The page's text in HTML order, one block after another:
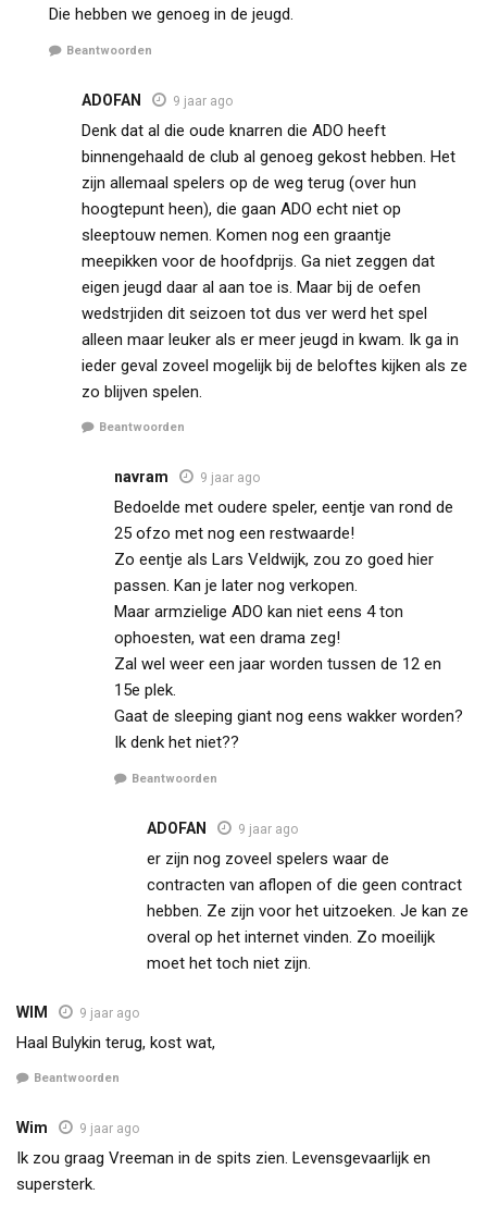
Die hebben we genoeg in de jeugd.
Beantwoorden
ADOFAN 9 jaar ago
Denk dat al die oude knarren die ADO heeft
binnengehaald de club al genoeg gekost hebben. Het
zijn allemaal spelers op de weg terug (over hun
hoogtepunt heen), die gaan ADO echt niet op
sleeptouw nemen. Komen nog een graantje
meepikken voor de hoofdprijs. Ga niet zeggen dat
eigen jeugd daar al aan toe is. Maar bij de oefen
wedstrjiden dit seizoen tot dus ver werd het spel
alleen maar leuker als er meer jeugd in kwam. Ik ga in
ieder geval zoveel mogelijk bij de beloftes kijken als ze
zo blijven spelen.
Beantwoorden
navram 9 jaar ago
Bedoelde met oudere speler, eentje van rond de
25 ofzo met nog een restwaarde!
Zo eentje als Lars Veldwijk, zou zo goed hier
passen. Kan je later nog verkopen.
Maar armzielige ADO kan niet eens 4 ton
ophoesten, wat een drama zeg!
Zal wel weer een jaar worden tussen de 12 en
15e plek.
Gaat de sleeping giant nog eens wakker worden?
Ik denk het niet??
Beantwoorden
ADOFAN 9 jaar ago
er zijn nog zoveel spelers waar de
contracten van aflopen of die geen contract
hebben. Ze zijn voor het uitzoeken. Je kan ze
overal op het internet vinden. Zo moeilijk
moet het toch niet zijn.
WIM 9 jaar ago
Haal Bulykin terug, kost wat,
Beantwoorden
Wim 9 jaar ago
Ik zou graag Vreeman in de spits zien. Levensgevaarlijk en
supersterk.